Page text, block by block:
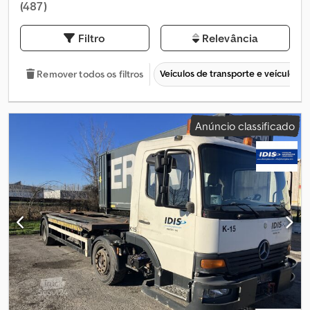
(487)
Filtro Relevância
Remover todos os filtros Veículos de transporte e veículos
Anúncio classificado